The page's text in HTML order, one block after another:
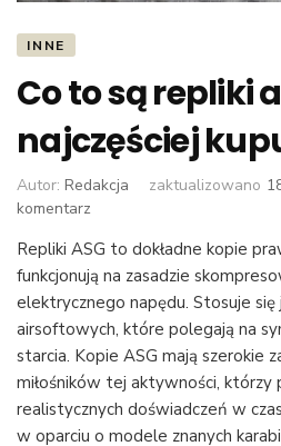
INNE
Co to są repliki
najczęściej
Autor: Redakcja zaktualizowano
komentarz
Co
to
są
repliki
asg
kto
je
najczęściej
Repliki ASG to dokładne kopie
funkcjonują na zasadzie
elektrycznego napędu. Stosuje się
airsoftowych, które polegają na
starcia. Kopie ASG mają szerokie
miłośników tej aktywności, którzy
realistycznych doświadczeń w
w oparciu o modele znanych